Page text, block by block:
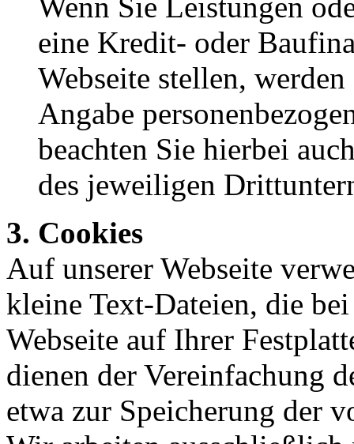
eine Kredit- oder
Webseite stellen,
Angabe
beachten Sie hierbei
des jeweiligen
3. Cookies
Auf unserer Webseite
kleine Text-Dateien, die
Webseite auf Ihrer
dienen der Vereinfachung
etwa zur Speicherung der